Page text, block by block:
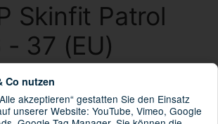
Skinfit Patrol
- 37 (EU)
P8E4-AHPY
Co nutzen
akzeptieren“ gestatten Sie den Einsatz
unserer Website: YouTube, Vimeo, Google